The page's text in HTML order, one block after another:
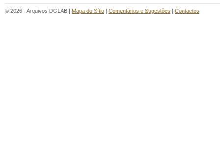
© 2026 - Arquivos DGLAB | Mapa do Sítio | Comentários e Sugestões | Contactos